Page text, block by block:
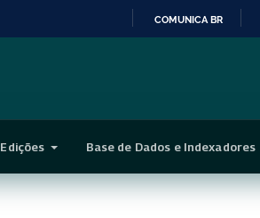
CONTEÚDO
COMUNICA BR
Edições Base de Dados e Indexadores